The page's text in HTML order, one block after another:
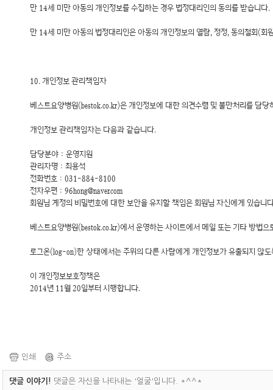
만 14세 미만 아동의 개인정보를 수집하는 경우 법정대리인의 동의를 받습니다.
만 14세 미만 아동의 법정대리인은 아동의 개인정보의 열람, 정정, 동의철회(
10. 개인정보 관리책임자
베스트요양병원(bestok.co.kr)은 개인정보에 대한 의견수렴 및 불만처리를 담
개인정보 관리책임자는 다음과 같습니다.
담당분야 : 운영지원
관리자명 : 최용석
전화번호 : 031-884-8100
전자우편 : 96hong@naver.com
회원님 계정의 비밀번호에 대한 보안을 유지할 책임은 회원님 자신에게 있습니
베스트요양병원(bestok.co.kr)에서 운영하는 사이트에서 메일 또는 기타 방법
로그온(log-on)한 상태에서는 주위의 다른 사람에게 개인정보가 유출되지 않
이 개인정보보호정책은
2014년 11월 20일부터 시행합니다.
인쇄 주소
댓글 이야기! 댓글은 자신을 나타내는 '얼굴'입니다. *^^*